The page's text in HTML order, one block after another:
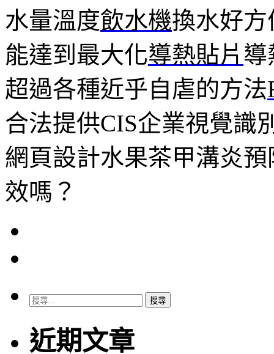
水量溫度飲水機換水好
能達到最大化導熱貼片 導
超過各種近乎自虐的方法
合法提供CIS企業視覺識
網頁設計水果茶甲溝炎
效嗎？
搜
關
鍵
近期文章